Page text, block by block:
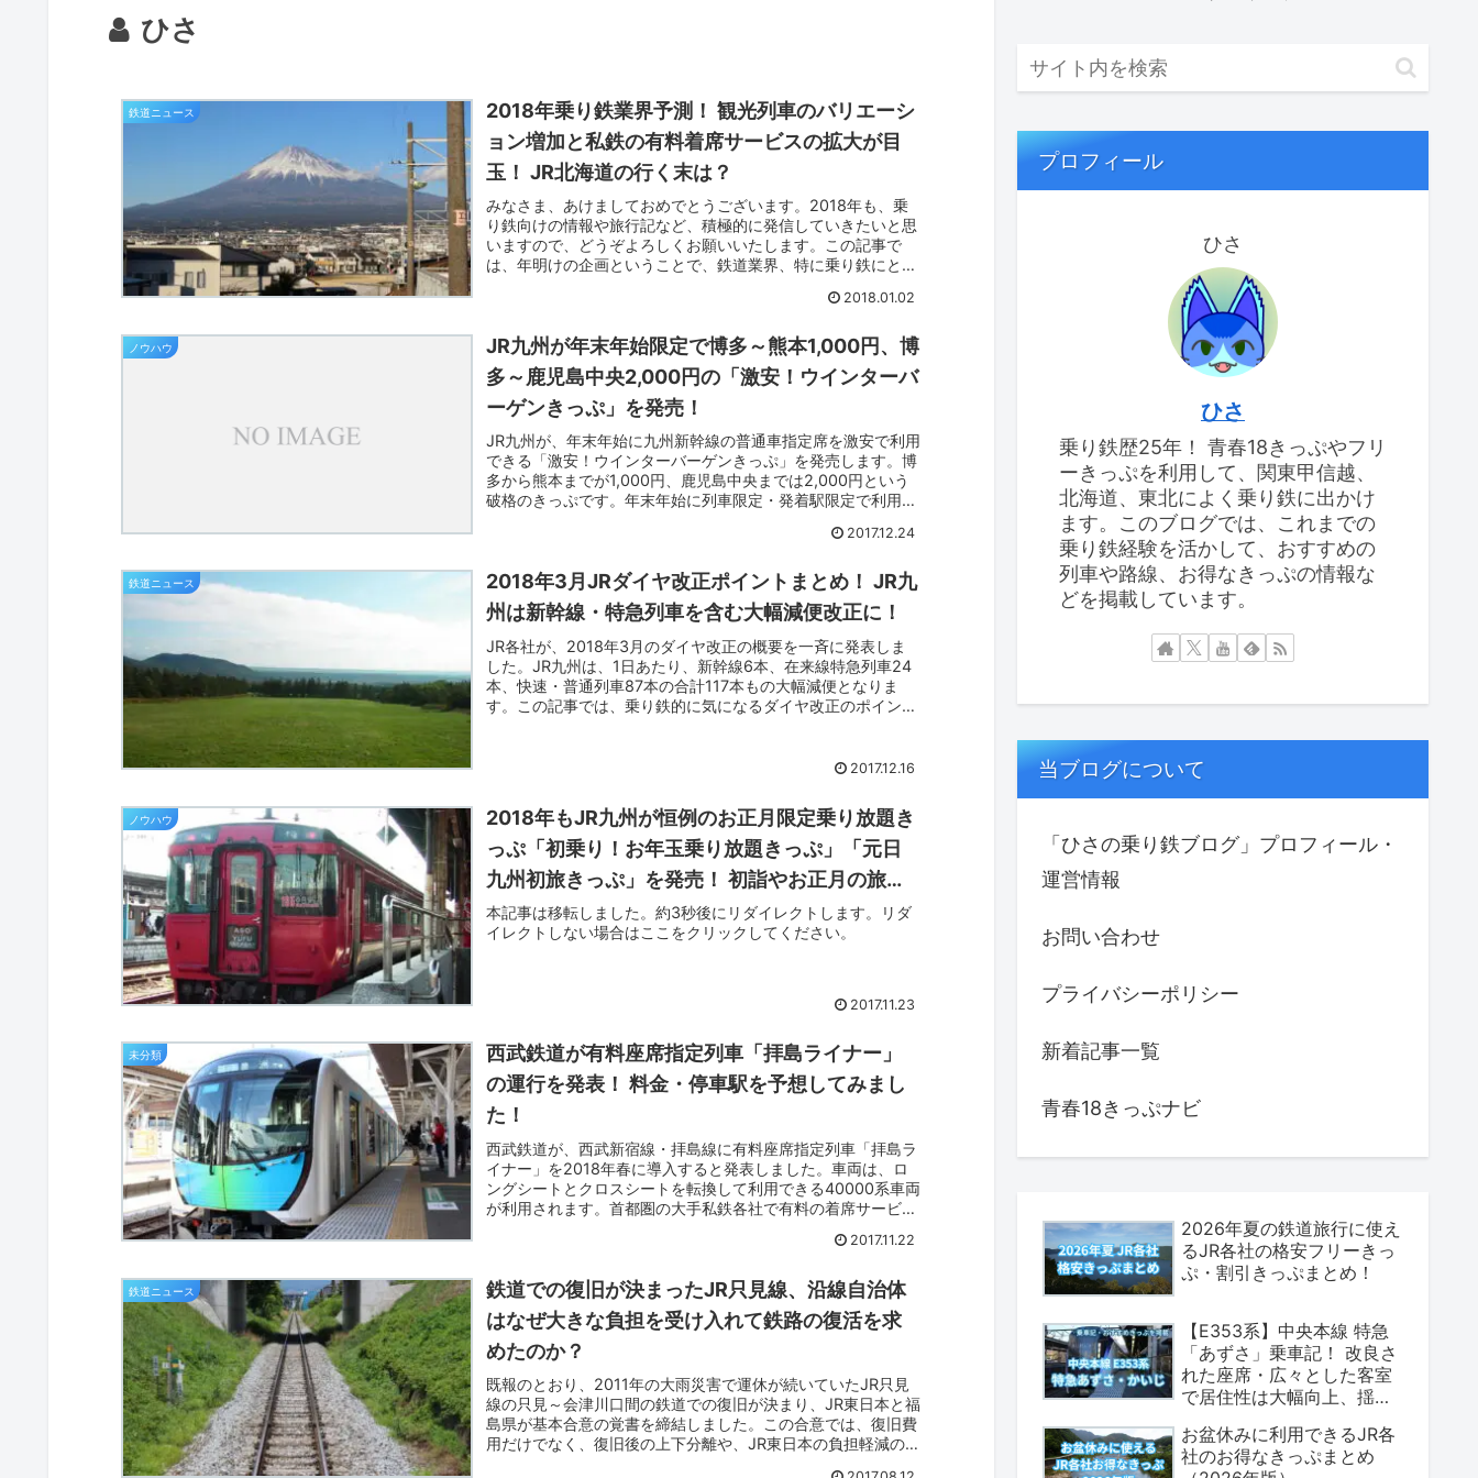
ひさ
鉄道ニュース
2018年乗り鉄業界予測！ 観光列車のバリエーシ
ョン増加と私鉄の有料着席サービスの拡大が目
玉！ JR北海道の行く末は？
みなさま、あけましておめでとうございます。2018年も、乗
り鉄向けの情報や旅行記など、積極的に発信していきたいと思
いますので、どうぞよろしくお願いいたします。この記事で
は、年明けの企画ということで、鉄道業界、特に乗り鉄にとっ
2018.01.02
ノウハウ
JR九州が年末年始限定で博多～熊本1,000円、博
多～鹿児島中央2,000円の「激安！ウインターバ
ーゲンきっぷ」を発売！
JR九州が、年末年始に九州新幹線の普通車指定席を激安で利用
できる「激安！ウインターバーゲンきっぷ」を発売します。博
多から熊本までが1,000円、鹿児島中央までは2,000円という
破格のきっぷです。年末年始に列車限定・発着駅限定で利用で
2017.12.24
鉄道ニュース
2018年3月JRダイヤ改正ポイントまとめ！ JR九
州は新幹線・特急列車を含む大幅減便改正に！
JR各社が、2018年3月のダイヤ改正の概要を一斉に発表しま
した。JR九州は、1日あたり、新幹線6本、在来線特急列車24
本、快速・普通列車87本の合計117本もの大幅減便となりま
す。この記事では、乗り鉄的に気になるダイヤ改正のポイント
2017.12.16
ノウハウ
2018年もJR九州が恒例のお正月限定乗り放題き
っぷ「初乗り！お年玉乗り放題きっぷ」「元日
九州初旅きっぷ」を発売！ 初詣やお正月の旅行
にどうぞ！
本記事は移転しました。約3秒後にリダイレクトします。リダ
イレクトしない場合はここをクリックしてください。
2017.11.23
未分類
西武鉄道が有料座席指定列車「拝島ライナー」
の運行を発表！ 料金・停車駅を予想してみまし
た！
西武鉄道が、西武新宿線・拝島線に有料座席指定列車「拝島ラ
イナー」を2018年春に導入すると発表しました。車両は、ロ
ングシートとクロスシートを転換して利用できる40000系車両
が利用されます。首都圏の大手私鉄各社で有料の着席サービス
2017.11.22
鉄道ニュース
鉄道での復旧が決まったJR只見線、沿線自治体
はなぜ大きな負担を受け入れて鉄路の復活を求
めたのか？
既報のとおり、2011年の大雨災害で運休が続いていたJR只見
線の只見～会津川口間の鉄道での復旧が決まり、JR東日本と福
島県が基本合意の覚書を締結しました。この合意では、復旧費
用だけでなく、復旧後の上下分離や、JR東日本の負担軽減のた
プロフィール
ひさ
ひさ
乗り鉄歴25年！ 青春18きっぷやフリ
ーきっぷを利用して、関東甲信越、
北海道、東北によく乗り鉄に出かけ
ます。このブログでは、これまでの
乗り鉄経験を活かして、おすすめの
列車や路線、お得なきっぷの情報な
どを掲載しています。
当ブログについて
「ひさの乗り鉄ブログ」プロフィール・
運営情報
お問い合わせ
プライバシーポリシー
新着記事一覧
青春18きっぷナビ
2026年夏の鉄道旅行に使え
るJR各社の格安フリーきっ
ぷ・割引きっぷまとめ！
【E353系】中央本線 特急
「あずさ」乗車記！ 改良さ
れた座席・広々とした客室
で居住性は大幅向上、揺れ
（座席表・荷物置場の情報
あり）
お盆休みに利用できるJR各
社のお得なきっぷまとめ